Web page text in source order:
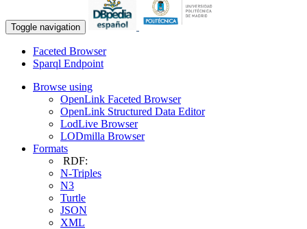
Toggle navigation
Faceted Browser
Sparql Endpoint
Browse using
OpenLink Faceted Browser
OpenLink Structured Data Editor
LodLive Browser
LODmilla Browser
Formats
RDF:
N-Triples
N3
Turtle
JSON
XML